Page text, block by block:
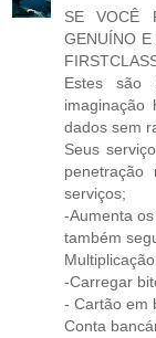
SE VOCÊ
GENUÍNO E
Estes são
imaginação
dados sem
Seus
penetração
serviços;
-Aumenta
também
-Carregar
- Cartão em
Conta